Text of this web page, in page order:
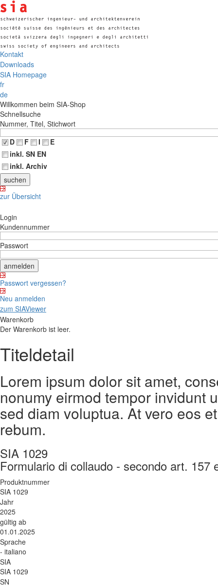
Kontakt
Downloads
SIA Homepage
fr
de
Willkommen beim SIA-Shop
Schnellsuche
Nummer, Titel, Stichwort
D
F I
E
inkl. SN EN
inkl. Archiv
zur Übersicht
Login
Kundennummer
Passwort
Passwort vergessen?
Neu anmelden
zum SIAViewer
Warenkorb
Der Warenkorb ist leer.
Titeldetail
Lorem ipsum dolor sit amet,
nonumy eirmod tempor invidunt
sed diam voluptua. At vero eos
rebum.
SIA 1029
Formulario di collaudo - secondo art. 157
Produktnummer
SIA 1029
Jahr
2025
gültig ab
01.01.2025
Sprache
- italiano
SIA
SIA 1029
SN